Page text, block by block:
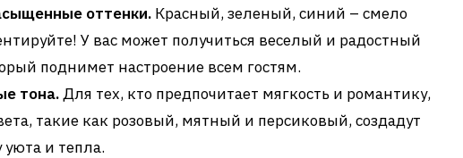
оттенки. Красный, зеленый, синий – смело
У вас может получиться веселый и радостный
поднимет настроение всем гостям.
тона.Для тех, кто предпочитает мягкость и романтику,
такие как розовый, мятный и персиковый, создадут
и тепла.